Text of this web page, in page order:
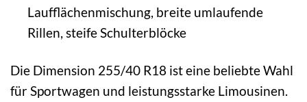
Laufflächenmischung, breite umlaufende
Rillen, steife Schulterblöcke
Die Dimension 255/40 R18 ist eine beliebte Wahl
für Sportwagen und leistungsstarke Limousinen.